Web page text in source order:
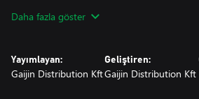
Merkuriy pod sistemi veya Kopyo-25 radar
Tüm premium taşıtlar artırılmış Araştırma
Daha fazla göster
Yayımlayan:
Gaijin Distribution Kft
Geliştiren:
Gaijin Distribution Kft